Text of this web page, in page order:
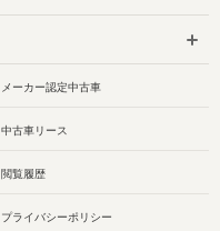
メーカー認定中古車
中古車リース
閲覧履歴
プライバシーポリシー